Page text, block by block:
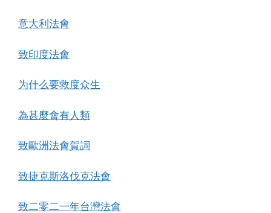
意大利法會
致印度法會
为什么要救度众生
為甚麼會有人類
致歐洲法會賀詞
致捷克斯洛伐克法會
致二零二一年台灣法會